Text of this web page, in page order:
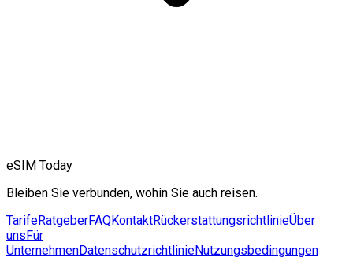
eSIM Today
Bleiben Sie verbunden, wohin Sie auch reisen.
TarifeRatgeberFAQKontaktRückerstattungsrichtlinieÜber
uns Für
UnternehmenDatenschutzrichtlinieNutzungsbedingungen